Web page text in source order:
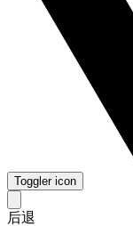
Toggler icon
后退